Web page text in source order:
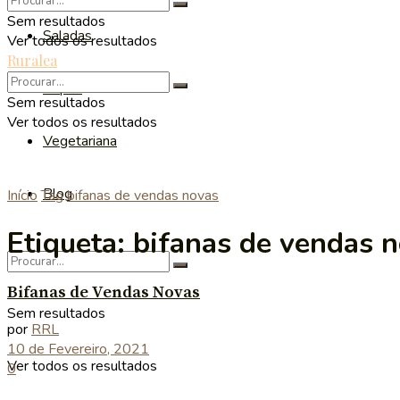
Saladas
Sopas
Vegetariana
Blog
Sem resultados
Ver todos os resultados
Sem resultados
Ver todos os resultados
Ruralea
Sem resultados
Ver todos os resultados
Início Tagbifanas de vendas novas
Etiqueta:bifanas de vendas
Bifanas de Vendas Novas
por RRL
10 de Fevereiro, 2021
0